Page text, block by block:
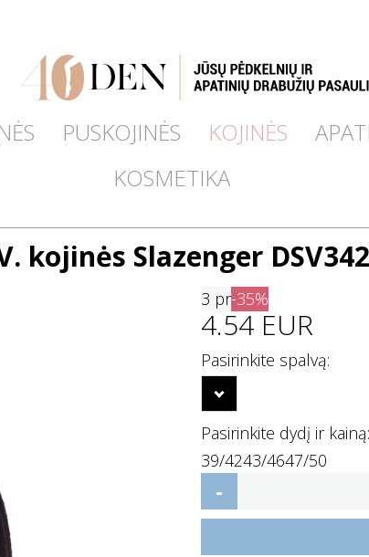
PUSKOJINĖS KOJINĖS
KOSMETIKA
kojinės Slazenger
3 pr-35%
4.54 EUR
Pasirinkite spalvą:
Pasirinkite dydį ir kainą:
39/4243/4647/50
-